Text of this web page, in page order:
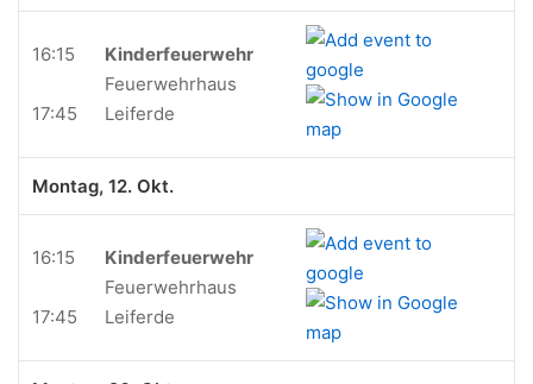
16:15
17:45
Kinderfeuerwehr
Feuerwehrhaus
Leiferde
Montag, 12. Okt.
16:15
17:45
Kinderfeuerwehr
Feuerwehrhaus
Leiferde